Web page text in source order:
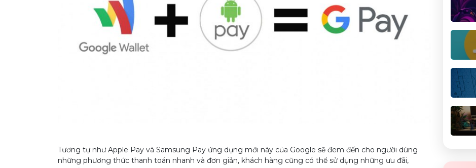
Tương tự như Apple Pay và Samsung Pay ứng dụng mới này của Google sẽ đem đến cho người dùng
những phương thức thanh toán nhanh và đơn giản, khách hàng cũng có thể sử dụng những ưu đãi,